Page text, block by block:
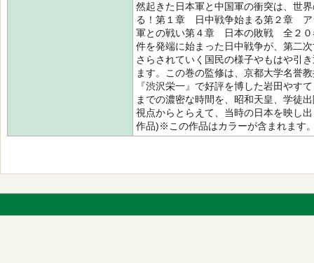
然起きた日本軍と中国軍の衝突は、世
る！第１章 日中戦争始まる第２章
軍との戦い第４章 日本の敗戦 全２０
件を発端に始まった日中戦争が、第二
さらされていく国民の様子やもはや引
ます。この巻の監修は、京都大学名誉
『渋沢栄一』で好評を博した岩田やす
までの濃密な時間を、昭和天皇、学徒
視点からとらえて、当時の日本を映し
作品)※この作品はカラーが含まれます